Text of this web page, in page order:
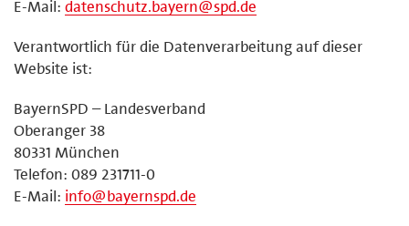
E-Mail: datenschutz.bayern@spd.de
Verantwortlich für die Datenverarbeitung auf dieser
Website ist:
BayernSPD – Landesverband
Oberanger 38
80331 München
Telefon: 089 231711-0
E-Mail: info@bayernspd.de